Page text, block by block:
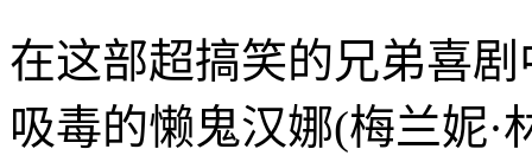
在这部超搞笑的兄弟喜
吸毒的懒鬼汉娜(梅兰妮